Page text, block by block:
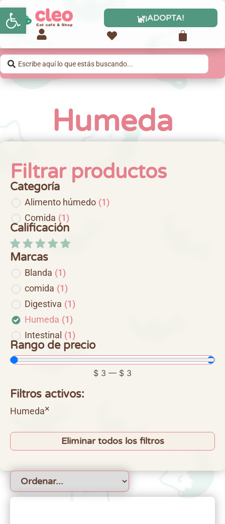
Abrir barra de herramientas ¡ADOPTA!
Humeda
Filtrar productos
Categoría
Alimento húmedo (1)
Comida (1)
Calificación
Marcas
Blanda (1)
comida (1)
Digestiva (1)
Humeda (1)
Intestinal (1)
Rango de precio
$ 3 — $ 3
Filtros activos:
Humeda×
Eliminar todos los filtros